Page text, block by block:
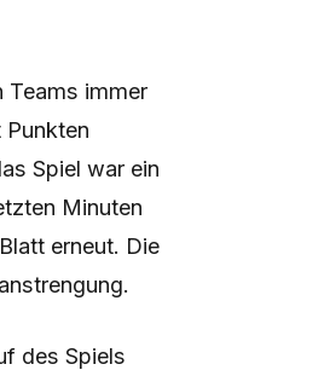
Teams immer
Spiel war ein
Minuten
erneut. Die
des Spiels